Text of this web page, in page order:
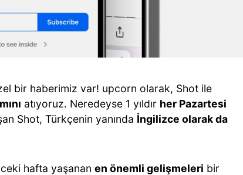
bir haberimiz var! upcorn olarak, Shot ile
atıyoruz. Neredeyse 1 yıldır her Pazartesi
Shot, Türkçenin yanında İngilizce olarak da
hafta yaşanan en önemli gelişmeleri bir